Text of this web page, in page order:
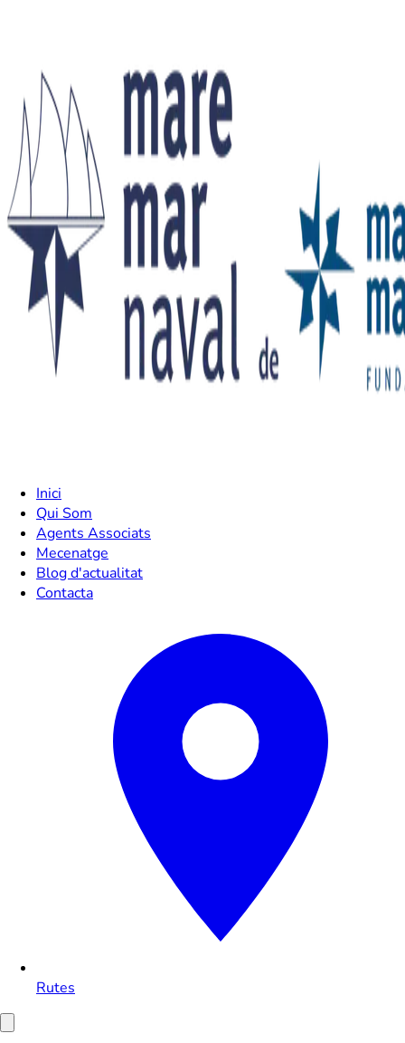
Inici
Qui Som
Agents Associats
Mecenatge
Blog d'actualitat
Contacta
Rutes